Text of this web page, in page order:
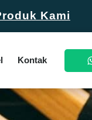
Kami
Kontak